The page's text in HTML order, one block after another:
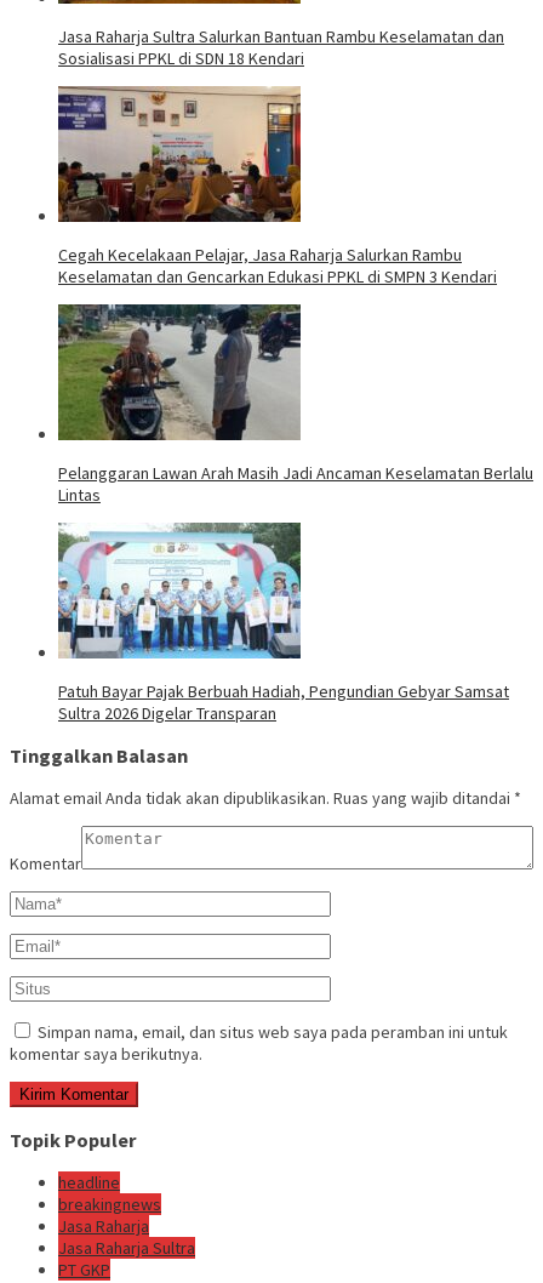
Jasa Raharja Sultra Salurkan Bantuan Rambu Keselamatan dan
Sosialisasi PPKL di SDN 18 Kendari
Cegah Kecelakaan Pelajar, Jasa Raharja Salurkan Rambu
Keselamatan dan Gencarkan Edukasi PPKL di SMPN 3 Kendari
Pelanggaran Lawan Arah Masih Jadi Ancaman Keselamatan Berlalu
Lintas
Patuh Bayar Pajak Berbuah Hadiah, Pengundian Gebyar Samsat
Sultra 2026 Digelar Transparan
Tinggalkan Balasan
Alamat email Anda tidak akan dipublikasikan. Ruas yang wajib ditandai *
Komentar
Simpan nama, email, dan situs web saya pada peramban ini untuk
komentar saya berikutnya.
Topik Populer
headline
breakingnews
Jasa Raharja
Jasa Raharja Sultra
PT GKP